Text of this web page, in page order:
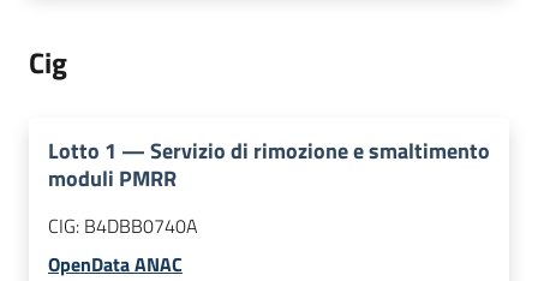
Cig
Lotto 1 —Servizio di rimozione e smaltimento
moduli PMRR
CIG: B4DBB0740A
OpenData ANAC